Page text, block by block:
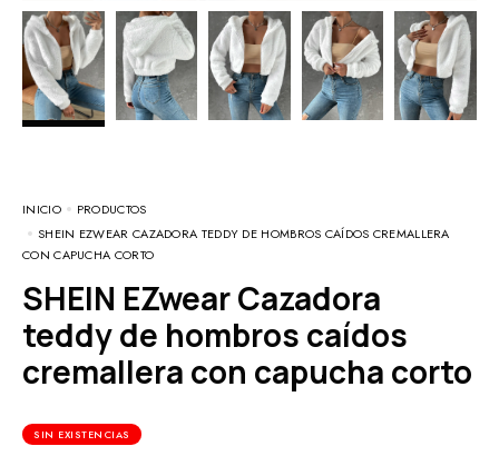
INICIO
PRODUCTOS
SHEIN EZWEAR CAZADORA TEDDY DE HOMBROS CAÍDOS CREMALLERA
CON CAPUCHA CORTO
SHEIN EZwear Cazadora
teddy de hombros caídos
cremallera con capucha corto
SIN EXISTENCIAS